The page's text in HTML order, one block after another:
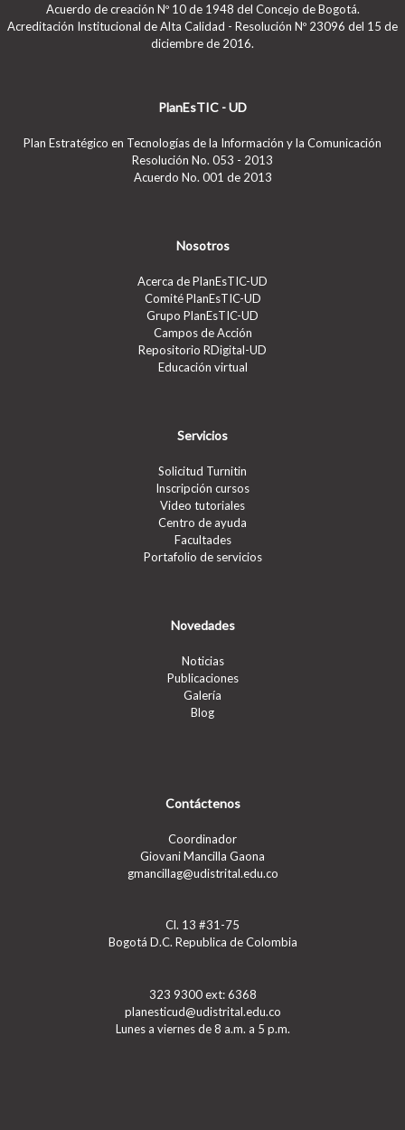
Acuerdo de creación Nº 10 de 1948 del Concejo de Bogotá.
Acreditación Institucional de Alta Calidad - Resolución Nº 23096 del 15 de
diciembre de 2016.
PlanEsTIC - UD
Plan Estratégico en Tecnologías de la Información y la Comunicación
Resolución No. 053 - 2013
Acuerdo No. 001 de 2013
Nosotros
Acerca de PlanEsTIC-UD
Comité PlanEsTIC-UD
Grupo PlanEsTIC-UD
Campos de Acción
Repositorio RDigital-UD
Educación virtual
Servicios
Solicitud Turnitin
Inscripción cursos
Video tutoriales
Centro de ayuda
Facultades
Portafolio de servicios
Novedades
Noticias
Publicaciones
Galería
Blog
Contáctenos
Coordinador
Giovani Mancilla Gaona
gmancillag@udistrital.edu.co
Cl. 13 #31-75
Bogotá D.C. Republica de Colombia
323 9300 ext: 6368
planesticud@udistrital.edu.co
Lunes a viernes de 8 a.m. a 5 p.m.